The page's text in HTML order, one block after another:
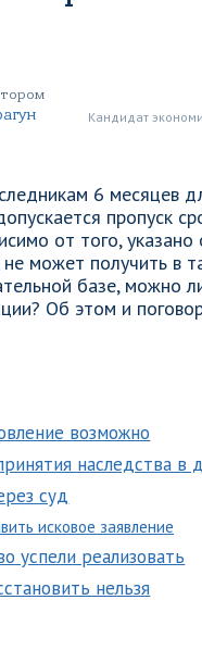
Кандидат
6 месяцев
пропуск
от того,
может получить в
базе, можно
Об этом и
возможно
наследства в
суд
исковое заявление
успели реализовать
нельзя